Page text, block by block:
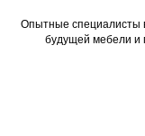
Опытные специалисты
будущей мебели и